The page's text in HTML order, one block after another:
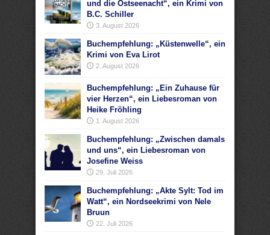
und die Ostseenacht“, ein Krimi von
B.C. Schiller
3. August 2026
Buchempfehlung: „Küstenwelle“, ein
Krimi von Eva Lirot
2. August 2026
Buchempfehlung: „Ein Zuhause für
vier Herzen“, ein Liebesroman von
Heike Fröhling
1. August 2026
Buchempfehlung: „Zwischen damals
und uns“, ein Liebesroman von
Josefine Weiss
29. Juli 2026
Buchempfehlung: „Akte Sylt: Tod im
Watt“, ein Nordseekrimi von Nele
Bruun
22. Juli 2026